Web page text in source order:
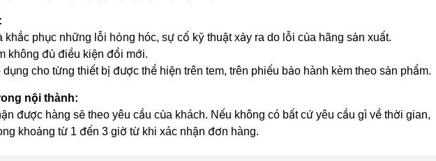
khắc phục những lỗi hỏng hóc, sự cố kỹ thuật xảy ra do lỗi của hãng sản xuất.
không đủ điều kiện đổi mới.
cho từng thiết bị được thể hiện trên tem, trên phiếu bảo hành kèm theo sản phẩm.
nội thành:
được hàng sẽ theo yêu cầu của khách. Nếu không có bất cứ yêu cầu gì về thời gian,
khoảng từ 1 đến 3 giờ từ khi xác nhận đơn hàng.